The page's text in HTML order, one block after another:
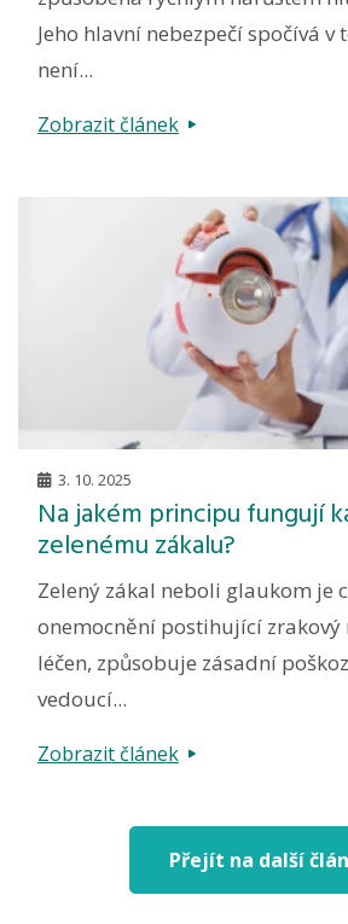
Jeho hlavní nebezpečí spočívá v
není...
Zobrazit článek
3. 10. 2025
Na jakém principu fungují
zelenému zákalu?
Zelený zákal neboli glaukom je
onemocnění postihující zrakový
léčen, způsobuje zásadní
vedoucí...
Zobrazit článek
Přejít na další